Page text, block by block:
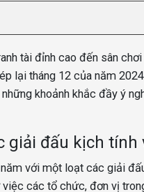
tài đỉnh cao đến sân
lại tháng 12 của năm
khoảnh khắc đầy ý
giải đấu kịch
với một loạt các giải
các tổ chức, đơn vị